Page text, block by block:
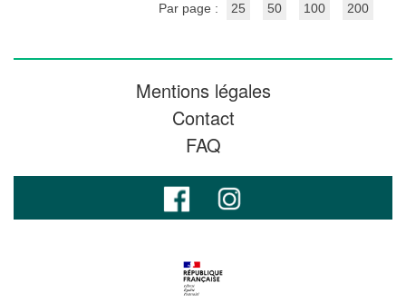
Par page :
25 50 100 200
Mentions légales
Contact
FAQ